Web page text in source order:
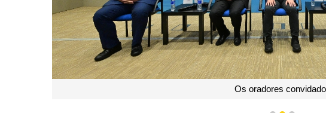
Os oradores